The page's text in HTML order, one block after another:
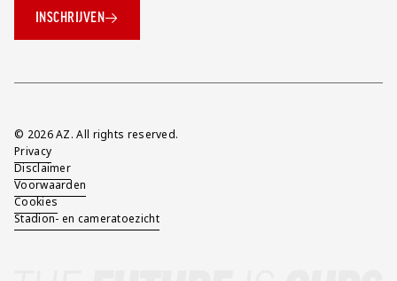
INSCHRIJVEN
Overig
© 2026 AZ. All rights reserved.
Privacy
Disclaimer
Voorwaarden
Cookies
Stadion- en cameratoezicht